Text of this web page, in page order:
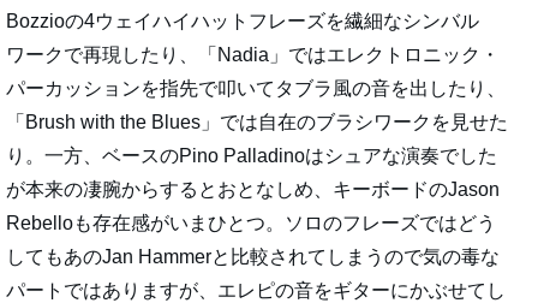
Bozzioの4ウェイハイハットフレーズを繊細なシンバル
ワークで再現したり、「Nadia」ではエレクトロニック・
パーカッションを指先で叩いてタブラ風の音を出したり、
「Brush with the Blues」では自在のブラシワークを見せた
り。一方、ベースのPino Palladinoはシュアな演奏でした
が本来の凄腕からするとおとなしめ、キーボードのJason
Rebelloも存在感がいまひとつ。ソロのフレーズではどう
してもあのJan Hammerと比較されてしまうので気の毒な
パートではありますが、エレピの音をギターにかぶせてし